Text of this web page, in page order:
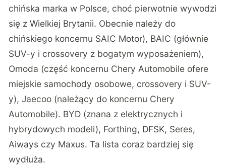
chińska marka w Polsce, choć pierwotnie wywodzi
się z Wielkiej Brytanii. Obecnie należy do
chińskiego koncernu SAIC Motor), BAIC (głównie
SUV-y i crossovery z bogatym wyposażeniem),
Omoda (część koncernu Chery Automobile ofere
miejskie samochody osobowe, crossovery i SUV-
y), Jaecoo (należący do koncernu Chery
Automobile). BYD (znana z elektrycznych i
hybrydowych modeli), Forthing, DFSK, Seres,
Aiways czy Maxus. Ta lista coraz bardziej się
wydłuża.